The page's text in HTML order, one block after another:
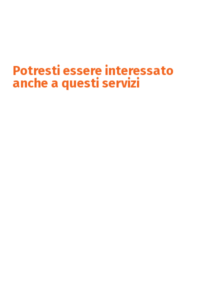
Potresti essere interessato
anche a questi servizi